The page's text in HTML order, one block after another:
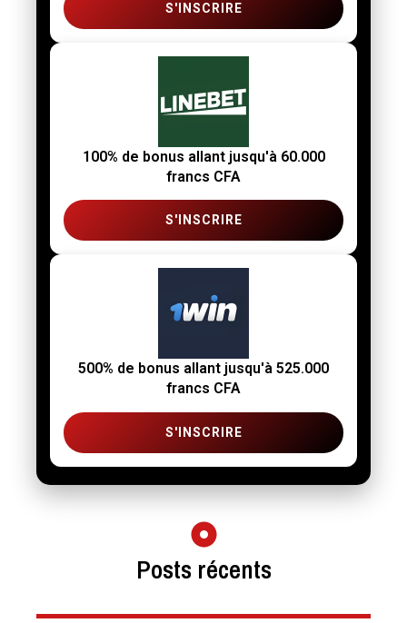
S'INSCRIRE
100% de bonus allant jusqu'à 60.000
francs CFA
S'INSCRIRE
500% de bonus allant jusqu'à 525.000
francs CFA
S'INSCRIRE
Posts récents